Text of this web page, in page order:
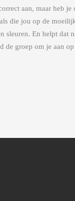
aan, maar heb je
die jou op de
sleuren. En helpt dat
de groep om je aan